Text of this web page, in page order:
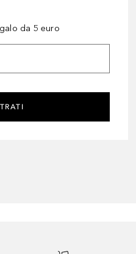
da 5 euro